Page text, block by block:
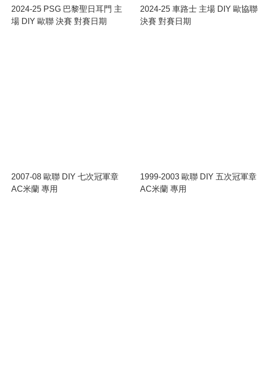
2024-25 PSG 巴黎聖日耳門 主
場 DIY 歐聯 決賽 對賽日期
2024-25 車路士 主場 DIY 歐協聯
決賽 對賽日期
2007-08 歐聯 DIY 七次冠軍章
AC米蘭 專用
1999-2003 歐聯 DIY 五次冠軍章
AC米蘭 專用